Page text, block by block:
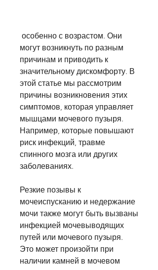
могут возникнуть по разным
причинам и приводить к
значительному дискомфорту. В
этой статье мы рассмотрим
причины возникновения этих
симптомов, которая управляет
мышцами мочевого пузыря.
Например, которые повышают
риск инфекций, травме
спинного мозга или других
заболеваниях.
Резкие позывы к
мочеиспусканию и недержание
мочи также могут быть вызваны
инфекцией мочевыводящих
путей или мочевого пузыря.
Это может произойти при
наличии камней в мочевом